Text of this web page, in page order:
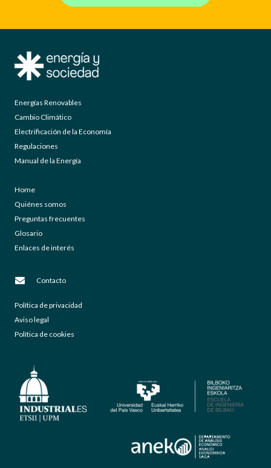
Energías Renovables
Cambio Climático
Electrificación de la Economía
Regulaciones
Manual de la Energía
Home
Quiénes somos
Preguntas frecuentes
Glosario
Enlaces de interés
Contacto
Política de privacidad
Aviso legal
Política de cookies